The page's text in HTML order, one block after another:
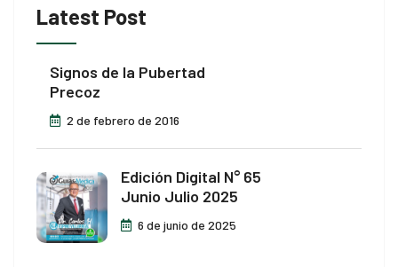
Latest Post
Signos de la Pubertad
Precoz
2 de febrero de 2016
Edición Digital N° 65
Junio Julio 2025
6 de junio de 2025